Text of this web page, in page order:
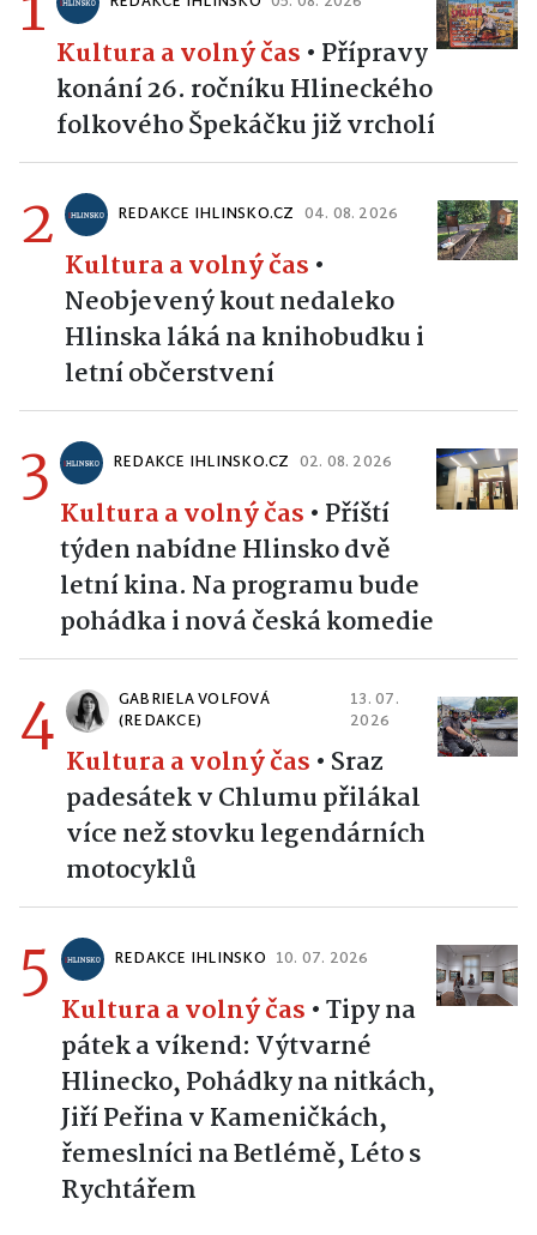
Kultura a volný čas • Přípravy
konání 26. ročníku Hlineckého
folkového Špekáčku již vrcholí
2 REDAKCE IHLINSKO.CZ 04. 08. 2026
Kultura a volný čas •
Neobjevený kout nedaleko
Hlinska láká na knihobudku i
letní občerstvení
3 REDAKCE IHLINSKO.CZ 02. 08. 2026
Kultura a volný čas • Příští
týden nabídne Hlinsko dvě
letní kina. Na programu bude
pohádka i nová česká komedie
4
GABRIELA VOLFOVÁ
(REDAKCE)
13. 07.
2026
Kultura a volný čas • Sraz
padesátek v Chlumu přilákal
více než stovku legendárních
motocyklů
5 REDAKCE IHLINSKO 10. 07. 2026
Kultura a volný čas •Tipy na
pátek a víkend: Výtvarné
Hlinecko, Pohádky na nitkách,
Jiří Peřina v Kameničkách,
řemeslníci na Betlémě, Léto s
Rychtářem